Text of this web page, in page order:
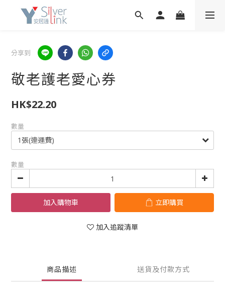
分享到
敬老護老愛心券
HK$22.20
數量
數量
加入購物車 立即購買
加入追蹤清單
商品描述 送貨及付款方式